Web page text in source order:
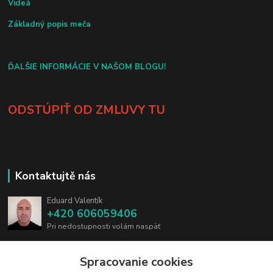
Videá
Základný popis meča
ĎALŠIE INFORMÁCIE V NAŠOM BLOGU!
ODSTÚPIŤ OD ZMLUVY TU
Kontaktujtě nás
Eduard Valentík
+420 606059406
Pri nedostupnosti volám naspäť
Spracovanie cookies